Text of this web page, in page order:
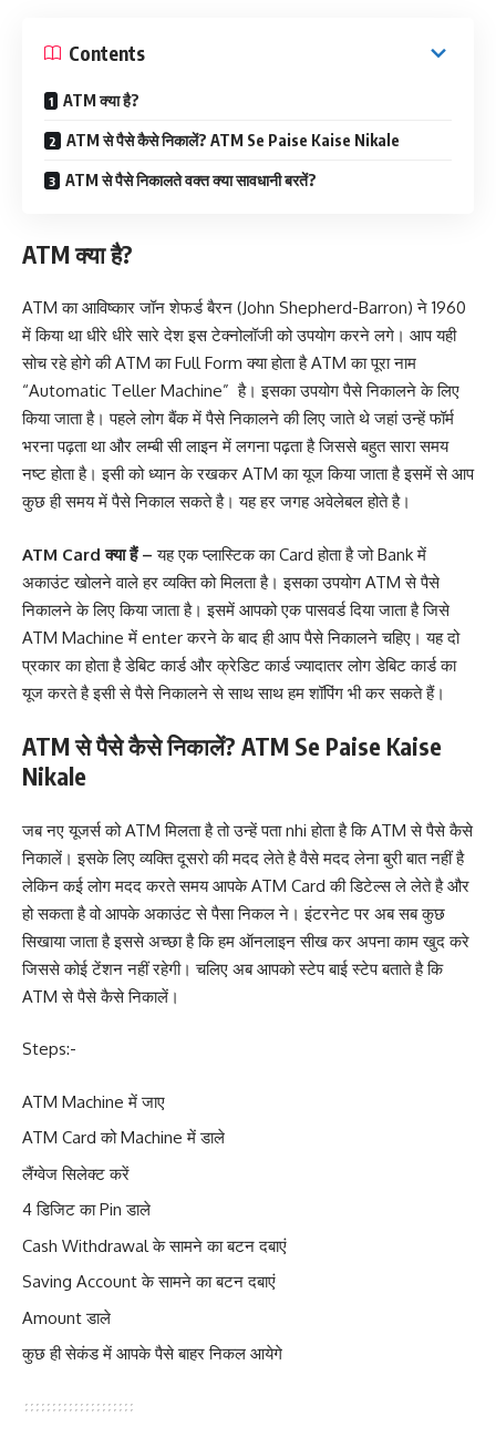
Contents
ATM क्या है?
ATM से पैसे कैसे निकालें? ATM Se Paise Kaise Nikale
ATM से पैसे निकालते वक्त क्या सावधानी बरतें?
ATM क्या है?
ATM का आविष्कार जॉन शेफर्ड बैरन (John Shepherd-Barron) ने 1960
में किया था धीरे धीरे सारे देश इस टेक्नोलॉजी को उपयोग करने लगे। आप यही
सोच रहे होगे की ATM का Full Form क्या होता है ATM का पूरा नाम
“Automatic Teller Machine” है। इसका उपयोग पैसे निकालने के लिए
किया जाता है। पहले लोग बैंक में पैसे निकालने की लिए जाते थे जहां उन्हें फॉर्म
भरना पढ़ता था और लम्बी सी लाइन में लगना पढ़ता है जिससे बहुत सारा समय
नष्ट होता है। इसी को ध्यान के रखकर ATM का यूज किया जाता है इसमें से आप
कुछ ही समय में पैसे निकाल सकते है। यह हर जगह अवेलेबल होते है।
ATM Card क्या हैं – यह एक प्लास्टिक का Card होता है जो Bank में
अकाउंट खोलने वाले हर व्यक्ति को मिलता है। इसका उपयोग ATM से पैसे
निकालने के लिए किया जाता है। इसमें आपको एक पासवर्ड दिया जाता है जिसे
ATM Machine में enter करने के बाद ही आप पैसे निकालने चहिए। यह दो
प्रकार का होता है डेबिट कार्ड और क्रेडिट कार्ड ज्यादातर लोग डेबिट कार्ड का
यूज करते है इसी से पैसे निकालने से साथ साथ हम शॉपिंग भी कर सकते हैं।
ATM से पैसे कैसे निकालें? ATM Se Paise Kaise
Nikale
जब नए यूजर्स को ATM मिलता है तो उन्हें पता nhi होता है कि ATM से पैसे कैसे
निकालें। इसके लिए व्यक्ति दूसरो की मदद लेते है वैसे मदद लेना बुरी बात नहीं है
लेकिन कई लोग मदद करते समय आपके ATM Card की डिटेल्स ले लेते है और
हो सकता है वो आपके अकाउंट से पैसा निकल ने। इंटरनेट पर अब सब कुछ
सिखाया जाता है इससे अच्छा है कि हम ऑनलाइन सीख कर अपना काम खुद करे
जिससे कोई टेंशन नहीं रहेगी। चलिए अब आपको स्टेप बाई स्टेप बताते है कि
ATM से पैसे कैसे निकालें।
Steps:-
ATM Machine में जाए
ATM Card को Machine में डाले
लैंग्वेज सिलेक्ट करें
4 डिजिट का Pin डाले
Cash Withdrawal के सामने का बटन दबाएं
Saving Account के सामने का बटन दबाएं
Amount डाले
कुछ ही सेकंड में आपके पैसे बाहर निकल आयेगे